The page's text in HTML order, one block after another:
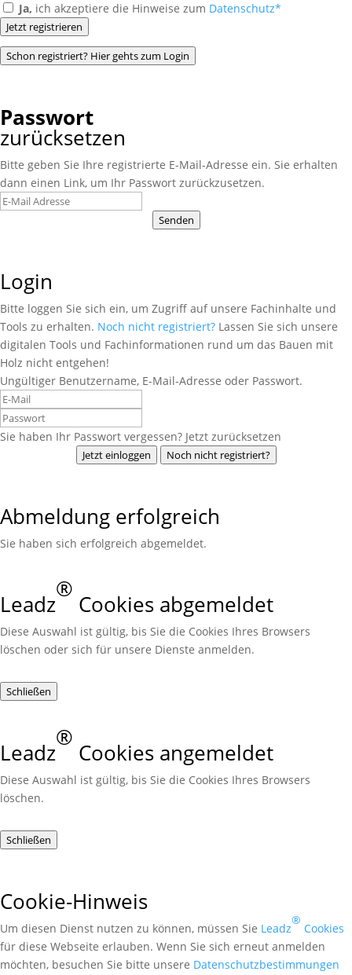
Ja, ich akzeptiere die Hinweise zum Datenschutz*
Jetzt registrieren
Schon registriert? Hier gehts zum Login
Passwort
zurücksetzen
Bitte geben Sie Ihre registrierte E-Mail-Adresse ein. Sie erhalten
dann einen Link, um Ihr Passwort zurückzusetzen.
Senden
Login
Bitte loggen Sie sich ein, um Zugriff auf unsere Fachinhalte und
Tools zu erhalten. Noch nicht registriert? Lassen Sie sich unsere
digitalen Tools und Fachinformationen rund um das Bauen mit
Holz nicht entgehen!
Ungültiger Benutzername, E-Mail-Adresse oder Passwort.
Sie haben Ihr Passwort vergessen? Jetzt zurücksetzen
Jetzt einloggen Noch nicht registriert?
Abmeldung erfolgreich
Sie haben sich erfolgreich abgemeldet.
Leadz
®
Cookies abgemeldet
Diese Auswahl ist gültig, bis Sie die Cookies Ihres Browsers
löschen oder sich für unsere Dienste anmelden.
Schließen
Leadz
®
Cookies angemeldet
Diese Auswahl ist gültig, bis Sie die Cookies Ihres Browsers
löschen.
Schließen
Cookie-Hinweis
Um diesen Dienst nutzen zu können, müssen Sie Leadz
®
Cookies
für diese Webseite erlauben. Wenn Sie sich erneut anmelden
möchten, besuchen Sie bitte unsere Daten­schutz­bestimmungen